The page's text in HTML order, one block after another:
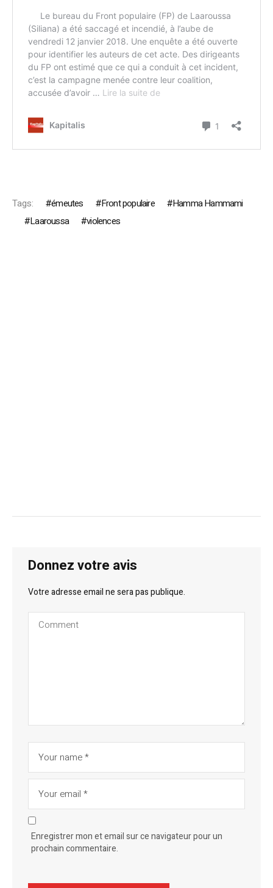
Tags: émeutes Front populaire
Hamma Hammami
Laaroussa
violences
Donnez votre avis
Votre adresse email ne sera pas publique.
Enregistrer mon et email sur ce navigateur pour un
prochain commentaire.